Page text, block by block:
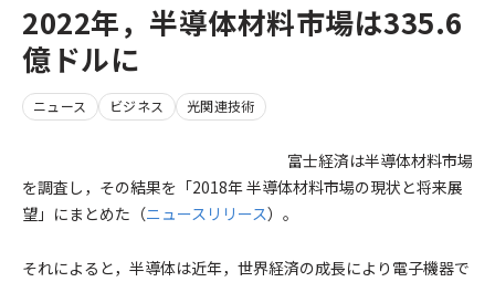
2022年，半導体材料市場は335.6
億ドルに
ニュース ビジネス 光関連技術
富士経済は半導体材料市場
を調査し，その結果を「2018年 半導体材料市場の現状と将来展
望」にまとめた（ニュースリリース）。
それによると，半導体は近年，世界経済の成長により電子機器で